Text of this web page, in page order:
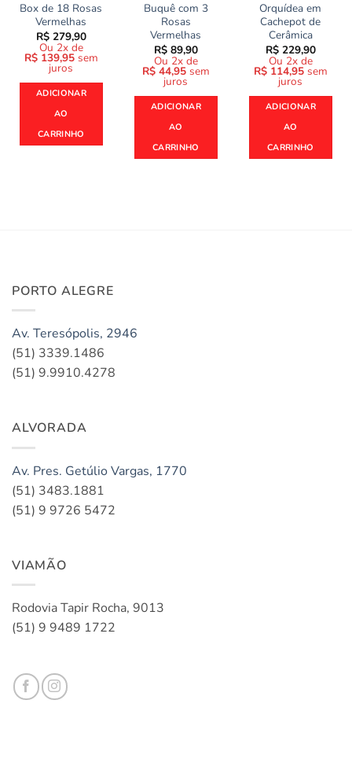
Box de 18 Rosas
Vermelhas
R$279,90
Ou 2x de
R$139,95 sem
juros
ADICIONAR
AO
CARRINHO
Buquê com 3
Rosas
Vermelhas
R$89,90
Ou 2x de
R$44,95 sem
juros
ADICIONAR
AO
CARRINHO
Orquídea em
Cachepot de
Cerâmica
R$229,90
Ou 2x de
R$114,95 sem
juros
ADICIONAR
AO
CARRINHO
PORTO ALEGRE
Av. Teresópolis, 2946
(51) 3339.1486
(51) 9.9910.4278
ALVORADA
Av. Pres. Getúlio Vargas, 1770
(51) 3483.1881
(51) 9 9726 5472
VIAMÃO
Rodovia Tapir Rocha, 9013
(51) 9 9489 1722